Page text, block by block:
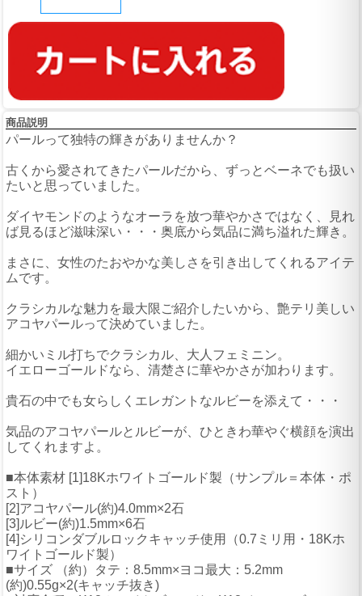
商品説明
パールって独特の輝きがありませんか？
古くから愛されてきたパールだから、ずっとベーネでも扱い
たいと思っていました。
ダイヤモンドのようなオーラを放つ華やかさではなく、見れ
ば見るほど滋味深い・・・奥底から気品に満ち溢れた輝き。
まさに、女性のたおやかな美しさを引き出してくれるアイテ
ムです。
クラシカルな魅力を最大限ご紹介したいから、艶テリ美しい
アコヤパールって決めていました。
細かいミル打ちでクラシカル、大人フェミニン。
イエローゴールドなら、清楚さに華やかさが加わります。
貴石の中でも女らしくエレガントなルビーを添えて・・・
気品のアコヤパールとルビーが、ひときわ華やぐ横顔を演出
してくれますよ。
■本体素材 [1]18Kホワイトゴールド製（サンプル＝本体・ポ
スト）
[2]アコヤパール(約)4.0mm×2石
[3]ルビー(約)1.5mm×6石
[4]シリコンダブルロックキャッチ使用（0.7ミリ用・18Kホ
ワイトゴールド製）
■サイズ （約）タテ：8.5mm×ヨコ最大：5.2mm
(約)0.55g×2(キャッチ抜き)